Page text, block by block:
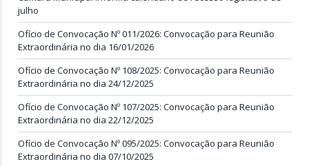
julho
Ofício de Convocação Nº 011/2026: Convocação para Reunião
Extraordinária no dia 16/01/2026
Ofício de Convocação Nº 108/2025: Convocação para Reunião
Extraordinária no dia 24/12/2025
Ofício de Convocação Nº 107/2025: Convocação para Reunião
Extraordinária no dia 22/12/2025
Ofício de Convocação Nº 095/2025: Convocação para Reunião
Extraordinária no dia 07/10/2025